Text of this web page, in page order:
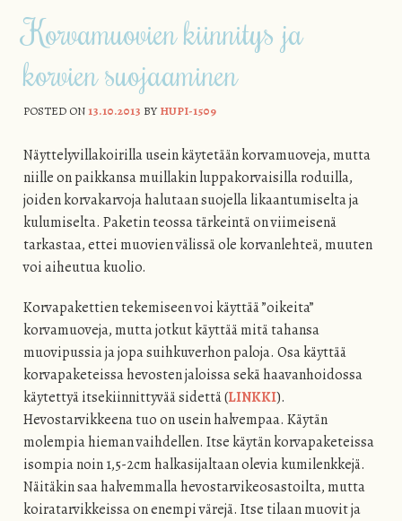
Korvamuovien kiinnitys ja
korvien suojaaminen
POSTED ON13.10.2013 BYHUPI-1509
Näyttelyvillakoirilla usein käytetään korvamuoveja, mutta
niille on paikkansa muillakin luppakorvaisilla roduilla,
joiden korvakarvoja halutaan suojella likaantumiselta ja
kulumiselta. Paketin teossa tärkeintä on viimeisenä
tarkastaa, ettei muovien välissä ole korvanlehteä, muuten
voi aiheutua kuolio.
Korvapakettien tekemiseen voi käyttää ”oikeita”
korvamuoveja, mutta jotkut käyttää mitä tahansa
muovipussia ja jopa suihkuverhon paloja. Osa käyttää
korvapaketeissa hevosten jaloissa sekä haavanhoidossa
käytettyä itsekiinnittyvää sidettä (LINKKI).
Hevostarvikkeena tuo on usein halvempaa. Käytän
molempia hieman vaihdellen. Itse käytän korvapaketeissa
isompia noin 1,5-2cm halkasijaltaan olevia kumilenkkejä.
Näitäkin saa halvemmalla hevostarvikeosastoilta, mutta
koiratarvikkeissa on enempi värejä. Itse tilaan muovit ja